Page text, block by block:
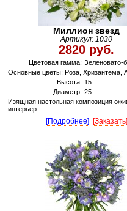
Миллион звезд
Артикул: 1030
2820 руб.
Цветовая гамма: Зеленовато-
Основные цветы: Роза, Хризантема,
Высота: 15
Диаметр: 25
Изящная настольная композиция
интерьер
[Подробнее] [Заказать]